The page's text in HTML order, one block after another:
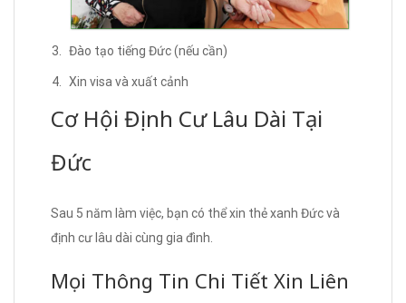
Đào tạo tiếng Đức (nếu cần)
Xin visa và xuất cảnh
Cơ Hội Định Cư Lâu Dài Tại
Đức
Sau 5 năm làm việc, bạn có thể xin thẻ xanh Đức và
định cư lâu dài cùng gia đình.
Mọi Thông Tin Chi Tiết Xin Liên